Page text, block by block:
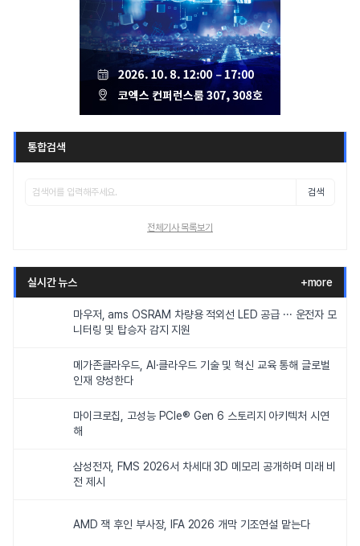
통합검색
검색
전체기사 목록보기
실시간 뉴스 +more
마우저, ams OSRAM 차량용 적외선 LED 공급 ··· 운전자 모
니터링 및 탑승자 감지 지원
메가존클라우드, AI·클라우드 기술 및 혁신 교육 통해 글로벌
인재 양성한다
마이크로칩, 고성능 PCIe® Gen 6 스토리지 아키텍처 시연
해
삼성전자, FMS 2026서 차세대 3D 메모리 공개하며 미래 비
전 제시
AMD 잭 후인 부사장, IFA 2026 개막 기조연설 맡는다